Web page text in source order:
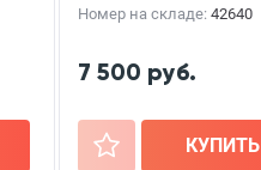
Номер на складе: 42640
7 500 руб.
+ КУПИТЬ